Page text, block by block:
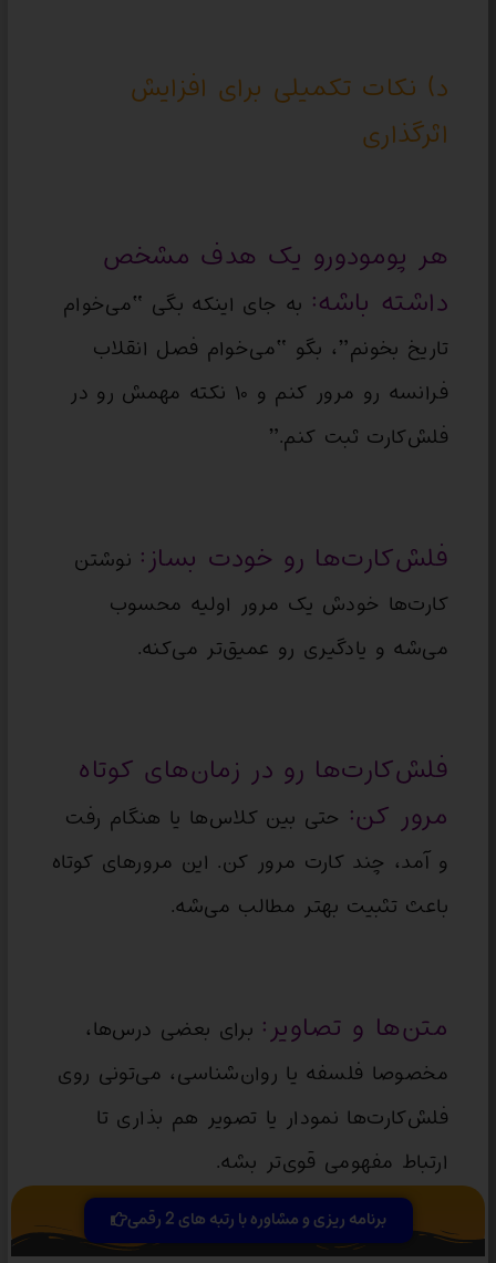
د) نکات تکمیلی برای افزایش
اثرگذاری
هر پومودورو یک هدف مشخص
داشته باشه: به جای اینکه بگی “می‌خوام
تاریخ بخونم”، بگو “می‌خوام فصل انقلاب
فرانسه رو مرور کنم و ۱۰ نکته مهمش رو در
فلش‌کارت ثبت کنم.”
فلش‌کارت‌ها رو خودت بساز: نوشتن
کارت‌ها خودش یک مرور اولیه محسوب
می‌شه و یادگیری رو عمیق‌تر می‌کنه.
فلش‌کارت‌ها رو در زمان‌های کوتاه
مرور کن: حتی بین کلاس‌ها یا هنگام رفت
و آمد، چند کارت مرور کن. این مرورهای کوتاه
باعث تثبیت بهتر مطالب می‌شه.
متن‌ها و تصاویر: برای بعضی درس‌ها،
مخصوصا فلسفه یا روان‌شناسی، می‌تونی روی
فلش‌کارت‌ها نمودار یا تصویر هم بذاری تا
ارتباط مفهومی قوی‌تر بشه.
برنامه ریزی و مشاوره با رتبه های 2 رقمی